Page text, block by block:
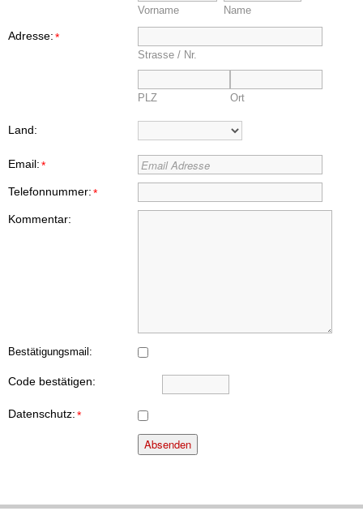
Für Familien
Für Geschichtsinteressierte
Totenkammer | Nationalbank | Sanitätszimmer | Festungswächter
Vorname Name
Adresse:*
Strasse / Nr.
PLZ Ort
Land:
Email:*
Telefonnummer:*
Kommentar:
Bestätigungsmail:
Code bestätigen:
Datenschutz:*
Absenden